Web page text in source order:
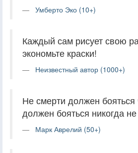
Умберто Эко (10+)
Каждый сам рисует свою
экономьте краски!
Неизвестный автор (1000+)
Не смерти должен бояться
должен бояться никогда
Марк Аврелий (50+)